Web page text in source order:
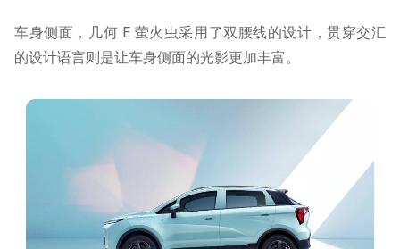
车身侧面，几何 E 萤火虫采用了双腰线的设计，贯穿交汇
的设计语言则是让车身侧面的光影更加丰富。